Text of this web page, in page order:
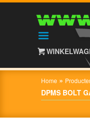
3GUN
CONTACT
Home »
DPMS BOLT